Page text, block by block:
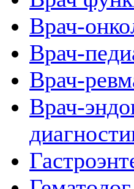
Врач-
Врач-
Врач-
Врач-